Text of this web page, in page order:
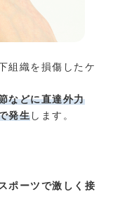
組織を損傷したケ
などに直達外力
発生します。
ポーツで激しく接